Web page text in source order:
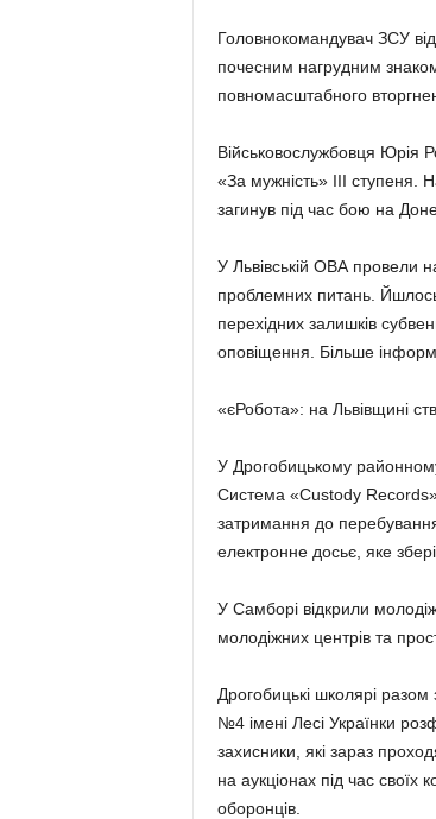
Головнокомандувач ЗСУ
почесним нагрудним
повномасштабного
Військовослужбовця Юрія
«За мужність» IIІ ступеня.
загинув під час бою на
У Львівській ОВА провели
проблемних питань.
перехідних залишків
оповіщення. Більше
«єРобота»: на Львівщині
У Дрогобицькому районному
Система «Custody Records»
затримання до
електронне досьє, яке
У Самборі відкрили
молодіжних центрів та
Дрогобицькі школярі
№4 імені Лесі Українки
захисники, які зараз
на аукціонах під час
оборонців.